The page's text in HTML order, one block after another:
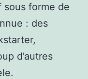
forme de
: des
d’autres